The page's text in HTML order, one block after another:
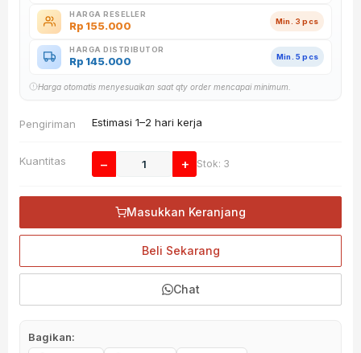
HARGA RESELLER
Rp 155.000 Min. 3 pcs
HARGA DISTRIBUTOR
Rp 145.000 Min. 5 pcs
Harga otomatis menyesuaikan saat qty order mencapai minimum.
Pengiriman Estimasi 1–2 hari kerja
Kuantitas − + Stok: 3
Masukkan Keranjang
Beli Sekarang
Chat
Bagikan: